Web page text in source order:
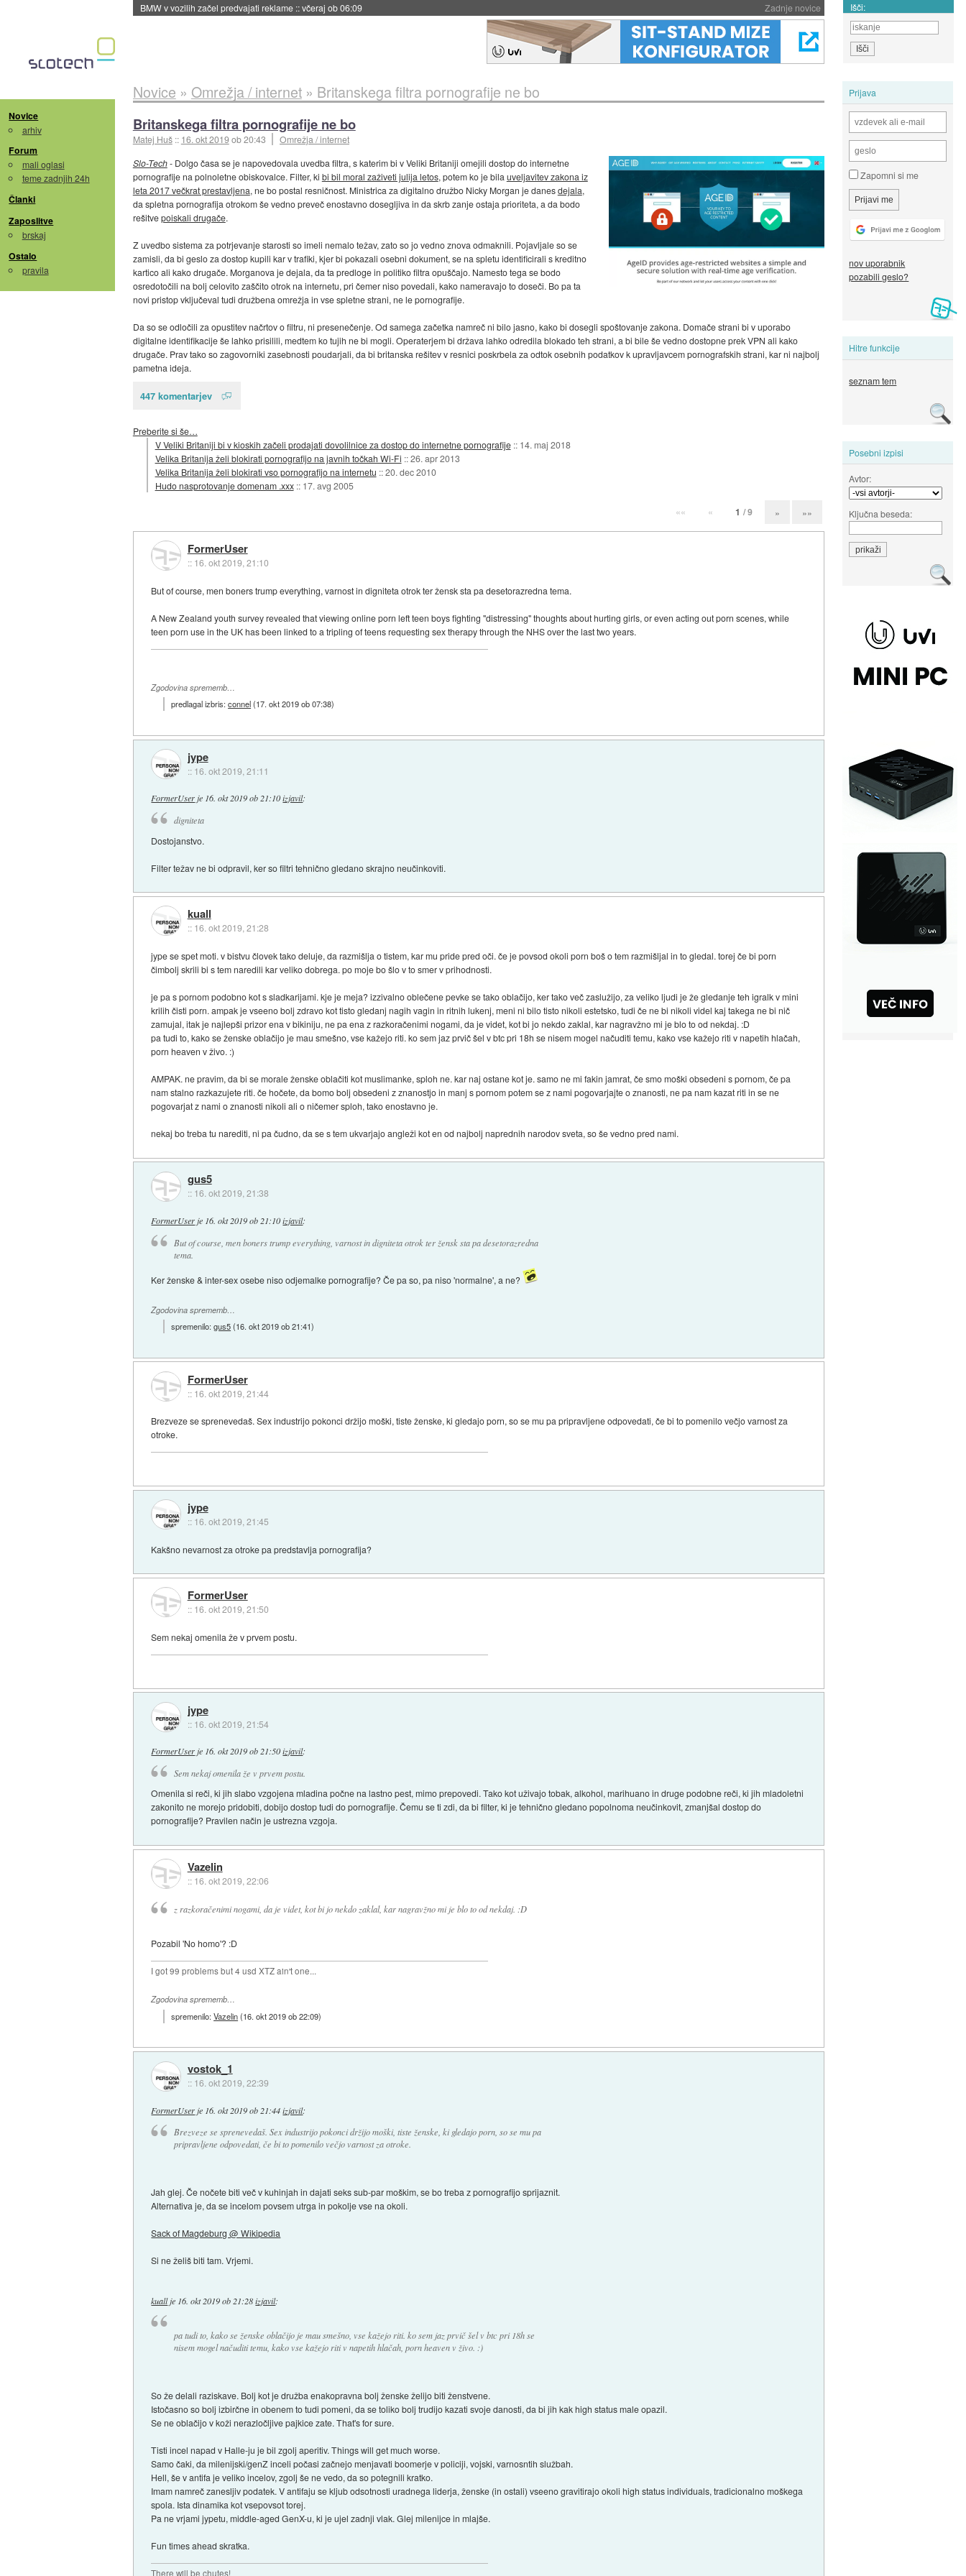
Zadnje novice
BMW v vozilih začel predvajati reklame ::včeraj ob 06:09 Išči:
Novice
arhiv
Forum
mali oglasi
teme zadnjih 24h
Članki
Zaposlitve
brskaj
Ostalo
pravila
Prijava
Zapomni si me
nov uporabnik
pozabili geslo?
Hitre funkcije
seznam tem
Posebni izpisi
Avtor:
Ključna beseda:
Novice » Omrežja / internet» Britanskega filtra pornografije ne bo
Britanskega filtra pornografije ne bo
Matej Huš :: 16. okt 2019ob 20:43
Omrežja / internet
Slo-Tech- Dolgo časa se je napovedovala uvedba filtra, s katerim bi v Veliki Britaniji omejili dostop do internetne
pornografije na polnoletne obiskovalce. Filter, ki bi bil moral zaživeti julija letos, potem ko je bila uveljavitev zakona iz
leta 2017 večkrat prestavljena, ne bo postal resničnost. Ministrica za digitalno družbo Nicky Morgan je danesdejala,
da spletna pornografija otrokom še vedno preveč enostavno dosegljiva in da skrb zanje ostaja prioriteta, a da bodo
rešitvepoiskali drugače.
Z uvedbo sistema za potrjevanje starosti so imeli nemalo težav, zato so jo vedno znova odmaknili. Pojavljale so se
zamisli, da bi geslo za dostop kupili kar v trafiki, kjer bi pokazali osebni dokument, se na spletu identificirali s kreditno
kartico ali kako drugače. Morganova je dejala, da ta predloge in politiko filtra opuščajo. Namesto tega se bodo
osredotočili na bolj celovito zaščito otrok na internetu, pri čemer niso povedali, kako nameravajo to doseči. Bo pa ta
novi pristop vključeval tudi družbena omrežja in vse spletne strani, ne le pornografije.
Da so se odločili za opustitev načrtov o filtru, ni presenečenje. Od samega začetka namreč ni bilo jasno, kako bi dosegli spoštovanje zakona. Domače strani bi v uporabo
digitalne identifikacije še lahko prisilili, medtem ko tujih ne bi mogli. Operaterjem bi država lahko odredila blokado teh strani, a bi bile še vedno dostopne prek VPN ali kako
drugače. Prav tako so zagovorniki zasebnosti poudarjali, da bi britanska rešitev v resnici poskrbela za odtok osebnih podatkov k upravljavcem pornografskih strani, kar ni najbolj
pametna ideja.
447 komentarjev
Preberite si še…
V Veliki Britaniji bi v kioskih začeli prodajati dovolilnice za dostop do internetne pornografije :: 14. maj 2018
Velika Britanija želi blokirati pornografijo na javnih točkah Wi-Fi ::26. apr 2013
Velika Britanija želi blokirati vso pornografijo na internetu ::20. dec 2010
Hudo nasprotovanje domenam .xxx :: 17. avg 2005
«« « 1 / 9 » »»
FormerUser
:: 16. okt 2019, 21:10
But of course, men boners trump everything, varnost in digniteta otrok ter žensk sta pa desetorazredna tema.
A New Zealand youth survey revealed that viewing online porn left teen boys fighting "distressing" thoughts about hurting girls, or even acting out porn scenes, while
teen porn use in the UK has been linked to a tripling of teens requesting sex therapy through the NHS over the last two years.
Zgodovina sprememb…
predlagal izbris:connel(17. okt 2019 ob 07:38)
jype
:: 16. okt 2019, 21:11
FormerUserje 16. okt 2019 ob 21:10 izjavil:
digniteta
Dostojanstvo.
Filter težav ne bi odpravil, ker so filtri tehnično gledano skrajno neučinkoviti.
kuall
:: 16. okt 2019, 21:28
jype se spet moti. v bistvu človek tako deluje, da razmišlja o tistem, kar mu pride pred oči. če je povsod okoli porn boš o tem razmišljal in to gledal. torej če bi porn
čimbolj skrili bi s tem naredili kar veliko dobrega. po moje bo šlo v to smer v prihodnosti.
je pa s pornom podobno kot s sladkarijami. kje je meja? izzivalno oblečene pevke se tako oblačijo, ker tako več zaslužijo, za veliko ljudi je že gledanje teh igralk v mini
krilih čisti porn. ampak je vseeno bolj zdravo kot tisto gledanj nagih vagin in ritnih lukenj, meni ni bilo tisto nikoli estetsko, tudi če ne bi nikoli videl kaj takega ne bi nič
zamujal, itak je najlepši prizor ena v bikiniju, ne pa ena z razkoračenimi nogami, da je videt, kot bi jo nekdo zaklal, kar nagravžno mi je blo to od nekdaj. :D
pa tudi to, kako se ženske oblačijo je mau smešno, vse kažejo riti. ko sem jaz prvič šel v btc pri 18h se nisem mogel načuditi temu, kako vse kažejo riti v napetih hlačah,
porn heaven v živo. :)
AMPAK. ne pravim, da bi se morale ženske oblačiti kot muslimanke, sploh ne. kar naj ostane kot je. samo ne mi fakin jamrat, če smo moški obsedeni s pornom, če pa
nam stalno razkazujete riti. če hočete, da bomo bolj obsedeni z znanostjo in manj s pornom potem se z nami pogovarjajte o znanosti, ne pa nam kazat riti in se ne
pogovarjat z nami o znanosti nikoli ali o ničemer sploh, tako enostavno je.
nekaj bo treba tu narediti, ni pa čudno, da se s tem ukvarjajo angleži kot en od najbolj naprednih narodov sveta, so še vedno pred nami.
gus5
:: 16. okt 2019, 21:38
FormerUser je 16. okt 2019 ob 21:10 izjavil:
But of course, men boners trump everything, varnost in digniteta otrok ter žensk sta pa desetorazredna
tema.
Ker ženske & inter-sex osebe niso odjemalke pornografije? Če pa so, pa niso 'normalne', a ne?
Zgodovina sprememb…
spremenilo:gus5(16. okt 2019 ob 21:41)
FormerUser
:: 16. okt 2019, 21:44
Brezveze se sprenevedaš. Sex industrijo pokonci držijo moški, tiste ženske, ki gledajo porn, so se mu pa pripravljene odpovedati, če bi to pomenilo večjo varnost za
otroke.
jype
:: 16. okt 2019, 21:45
Kakšno nevarnost za otroke pa predstavlja pornografija?
FormerUser
:: 16. okt 2019, 21:50
Sem nekaj omenila že v prvem postu.
jype
:: 16. okt 2019, 21:54
FormerUserje 16. okt 2019 ob 21:50 izjavil:
Sem nekaj omenila že v prvem postu.
Omenila si reči, ki jih slabo vzgojena mladina počne na lastno pest, mimo prepovedi. Tako kot uživajo tobak, alkohol, marihuano in druge podobne reči, ki jih mladoletni
zakonito ne morejo pridobiti, dobijo dostop tudi do pornografije. Čemu se ti zdi, da bi filter, ki je tehnično gledano popolnoma neučinkovit, zmanjšal dostop do
pornografije? Pravilen način je ustrezna vzgoja.
Vazelin
:: 16. okt 2019, 22:06
z razkoračenimi nogami, da je videt, kot bi jo nekdo zaklal, kar nagravžno mi je blo to od nekdaj. :D
Pozabil 'No homo'? :D
I got 99 problems but 4 usd XTZ ain't one...
Zgodovina sprememb…
spremenilo:Vazelin(16. okt 2019 ob 22:09)
vostok_1
:: 16. okt 2019, 22:39
FormerUser je 16. okt 2019 ob 21:44 izjavil:
Brezveze se sprenevedaš. Sex industrijo pokonci držijo moški, tiste ženske, ki gledajo porn, so se mu pa
pripravljene odpovedati, če bi to pomenilo večjo varnost za otroke.
Jah glej. Če nočete biti več v kuhinjah in dajati seks sub-par moškim, se bo treba z pornografijo sprijaznit.
Alternativa je, da se incelom povsem utrga in pokolje vse na okoli.
Sack of Magdeburg @ Wikipedia
Si ne želiš biti tam. Vrjemi.
kuallje 16. okt 2019 ob 21:28 izjavil:
pa tudi to, kako se ženske oblačijo je mau smešno, vse kažejo riti. ko sem jaz prvič šel v btc pri 18h se
nisem mogel načuditi temu, kako vse kažejo riti v napetih hlačah, porn heaven v živo. :)
So že delali raziskave. Bolj kot je družba enakopravna bolj ženske želijo biti ženstvene.
Istočasno so bolj izbirčne in obenem to tudi pomeni, da se toliko bolj trudijo kazati svoje danosti, da bi jih kak high status male opazil.
Se ne oblačijo v koži nerazločljive pajkice zate. That's for sure.
Tisti incel napad v Halle-ju je bil zgolj aperitiv. Things will get much worse.
Samo čaki, da milenijski/genZ inceli počasi začnejo menjavati boomerje v policiji, vojski, varnosntih službah.
Hell, še v antifa je veliko incelov, zgolj še ne vedo, da so potegnili kratko.
Imam namreč zanesljiv podatek. V antifaju se kljub odsotnosti uradnega liderja, ženske (in ostali) vseeno gravitirajo okoli high status individuals, tradicionalno moškega
spola. Ista dinamika kot vsepovsot torej.
Pa ne vrjami jypetu, middle-aged GenX-u, ki je ujel zadnji vlak. Glej milenijce in mlajše.
Fun times ahead skratka.
There will be chutes!